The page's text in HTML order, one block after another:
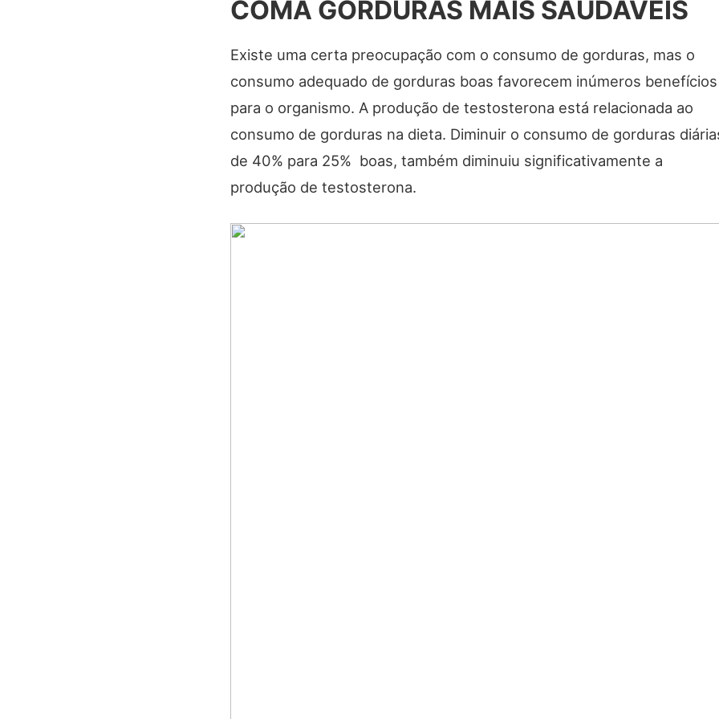
COMA GORDURAS MAIS SAUDÁVEIS
Existe uma certa preocupação com o consumo de gorduras, mas o
consumo adequado de gorduras boas favorecem inúmeros benefícios
para o organismo. A produção de testosterona está relacionada ao
consumo de gorduras na dieta. Diminuir o consumo de gorduras
de 40% para 25% boas, também diminuiu significativamente a
produção de testosterona.